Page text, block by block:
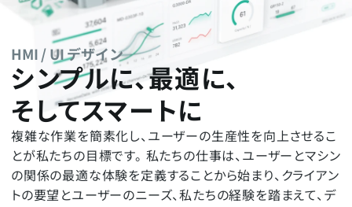
HMI / UI デザイン
シンプルに、最適に、
そしてスマートに
複雑な作業を簡素化し、ユーザーの生産性を向上させるこ
とが私たちの目標です。 私たちの仕事は、ユーザーとマシン
の関係の最適な体験を定義することから始まり、クライアン
トの要望とユーザーのニーズ、私たちの経験を踏まえて、デ